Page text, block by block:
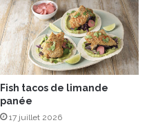
Fish tacos de limande
panée
17 juillet 2026